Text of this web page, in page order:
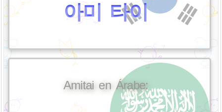
아미 타이
Amitai en Árabe: